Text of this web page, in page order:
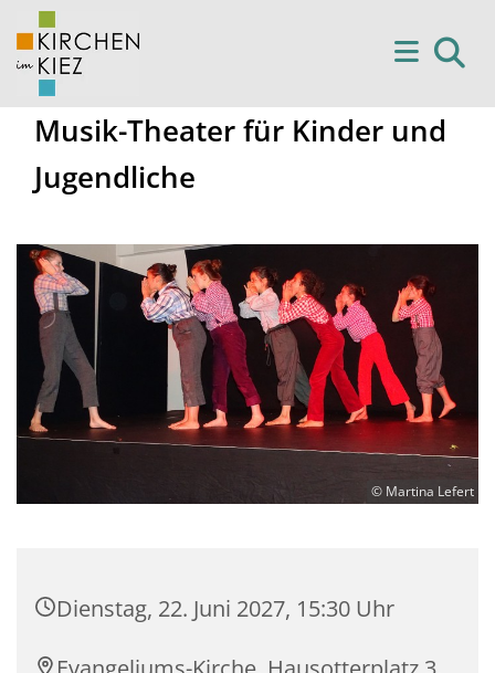
Musik-Theater für Kinder und
Jugendliche
© Martina Lefert
Dienstag, 22. Juni 2027, 15:30 Uhr